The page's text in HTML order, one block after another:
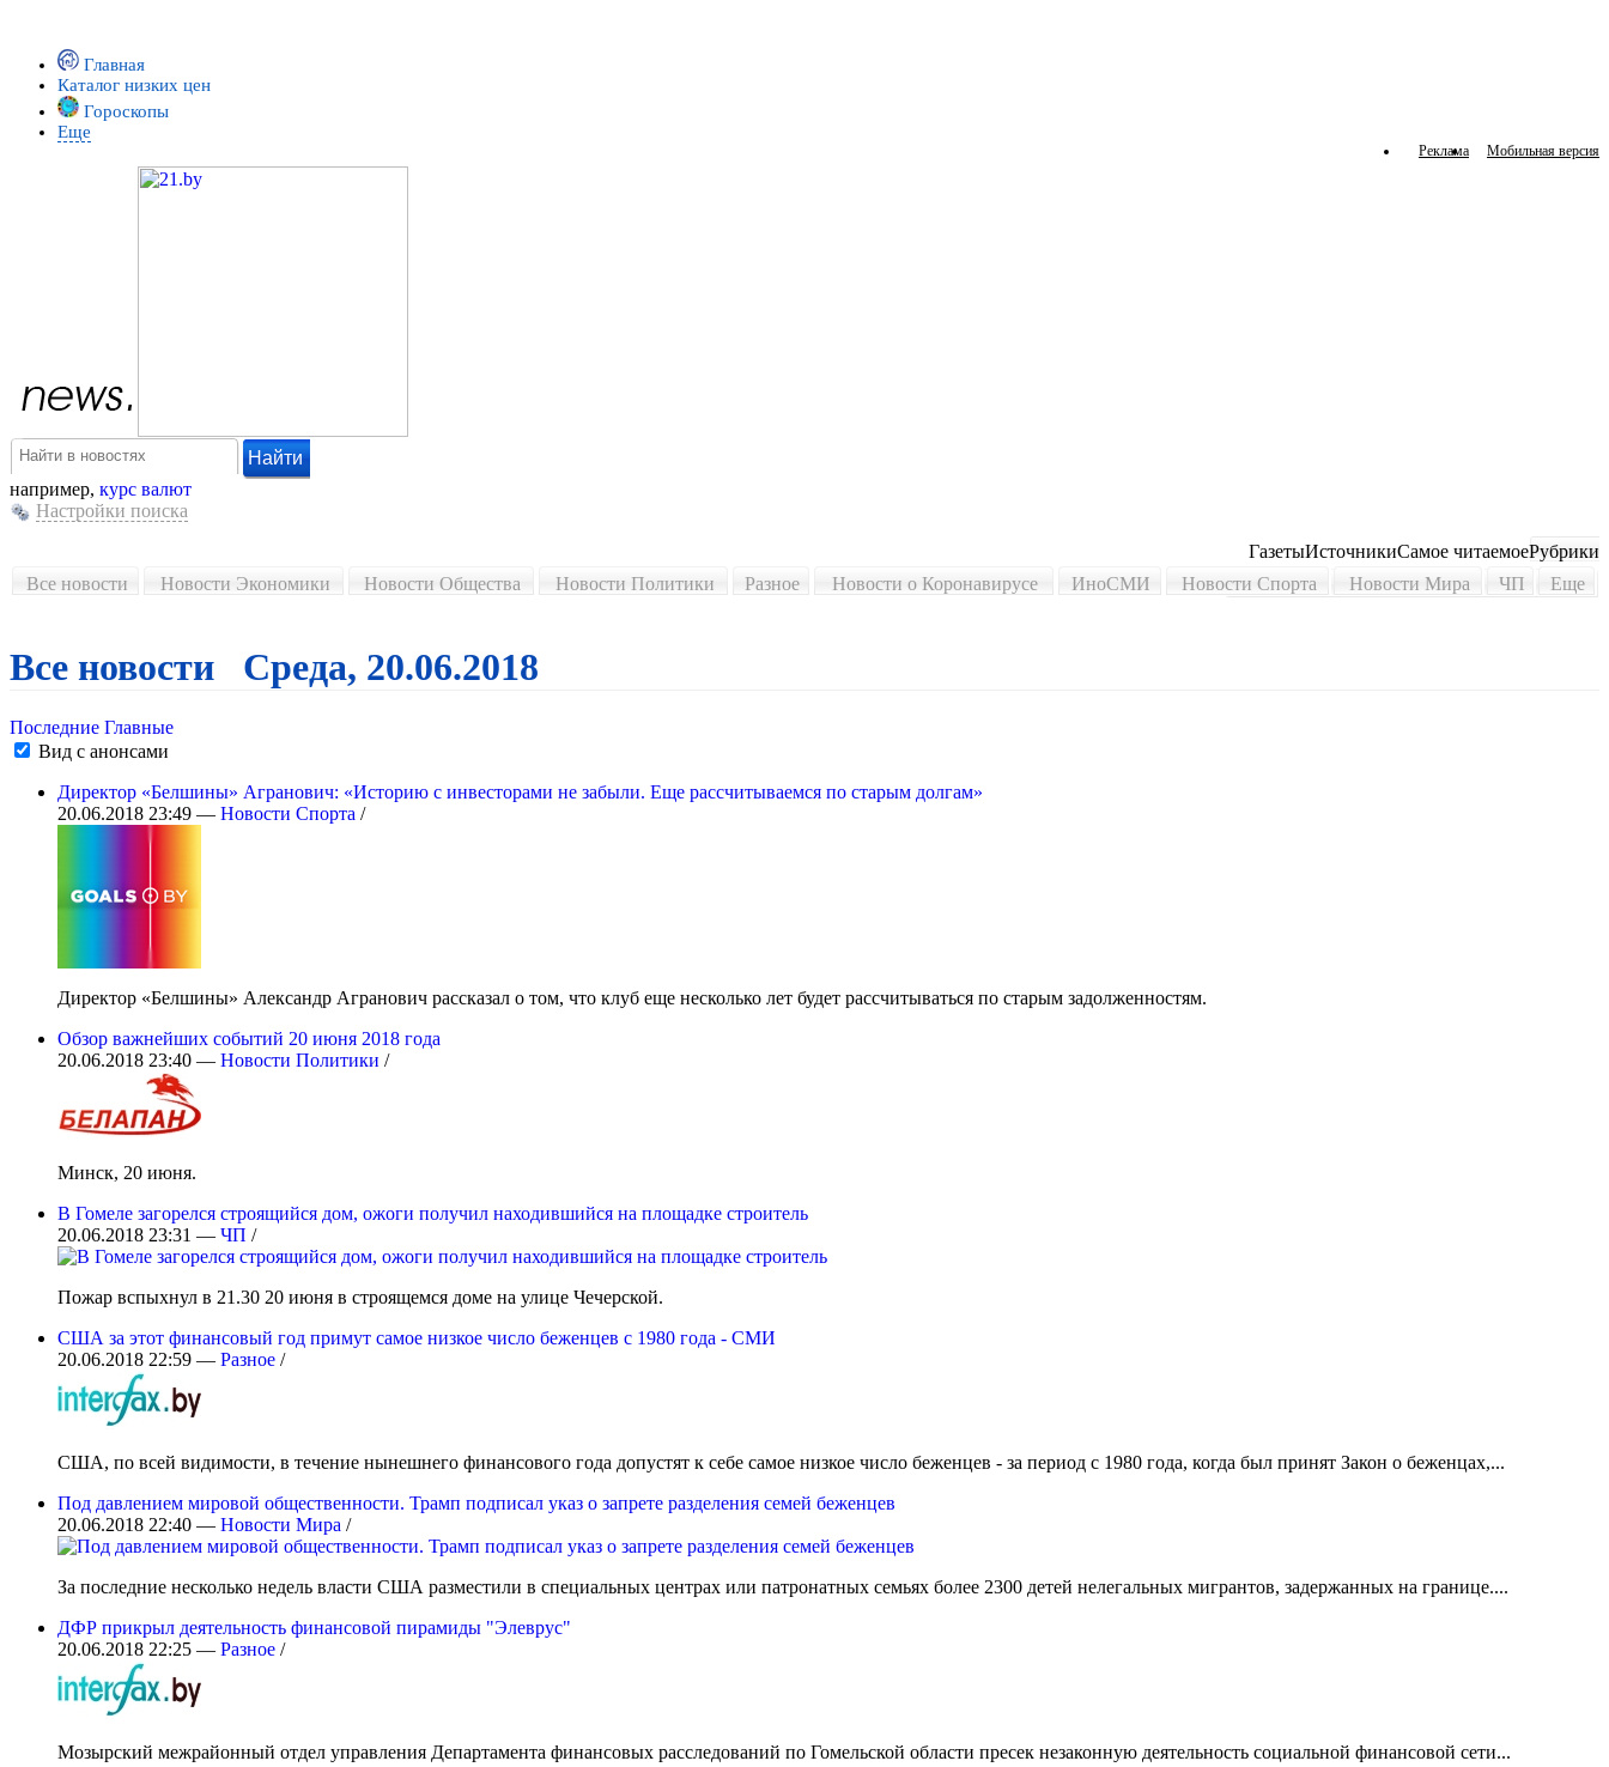
Главная
Каталог низких цен
Гороскопы
Еще
Мобильная версия
Реклама
например, курс валют
Настройки поиска
ГазетыИсточникиСамое читаемоеРубрики
Все новости
Новости Экономики Новости Общества Новости Политики Разное Новости о Коронавирусе ИноСМИ Новости Спорта Новости Мира ЧП Еще
Все новости Среда, 20.06.2018
Последние Главные
Вид с анонсами
Директор «Белшины» Агранович: «Историю с инвесторами не забыли. Еще рассчитываемся по старым долгам»
20.06.2018 23:49 — Новости Спорта /
Директор «Белшины» Александр Агранович рассказал о том, что клуб еще несколько лет будет рассчитываться по старым задолженностям.
Обзор важнейших событий 20 июня 2018 года
20.06.2018 23:40 — Новости Политики /
Минск, 20 июня.
В Гомеле загорелся строящийся дом, ожоги получил находившийся на площадке строитель
20.06.2018 23:31 — ЧП /
Пожар вспыхнул в 21.30 20 июня в строящемся доме на улице Чечерской.
США за этот финансовый год примут самое низкое число беженцев с 1980 года - СМИ
20.06.2018 22:59 — Разное /
США, по всей видимости, в течение нынешнего финансового года допустят к себе самое низкое число беженцев - за период с 1980 года, когда был принят Закон о беженцах,...
Под давлением мировой общественности. Трамп подписал указ о запрете разделения семей беженцев
20.06.2018 22:40 — Новости Мира /
За последние несколько недель власти США разместили в специальных центрах или патронатных семьях более 2300 детей нелегальных мигрантов, задержанных на границе....
ДФР прикрыл деятельность финансовой пирамиды "Элеврус"
20.06.2018 22:25 — Разное /
Мозырский межрайонный отдел управления Департамента финансовых расследований по Гомельской области пресек незаконную деятельность социальной финансовой сети...